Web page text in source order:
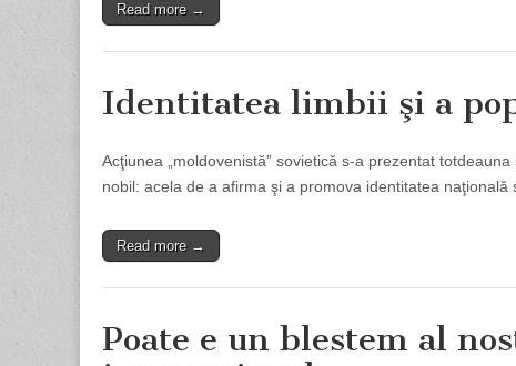
Read more →
Identitatea limbii şi a
Acţiunea „moldovenistă” sovietică s-a prezentat
nobil: acela de a afirma şi a promova identitatea
Read more →
Poate e un blestem al